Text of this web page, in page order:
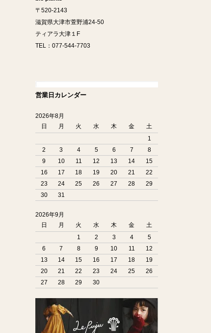
〒520-2143
滋賀県大津市萱野浦24-50
ティアラ大津１F
TEL：077-544-7703
営業日カレンダー
2026年8月
日
月 火 水 木 金
土
1
2
3 4 5 6 7
8
9
10 11 12 13 14
15
16
17 18 19 20 21
22
23
24 25 26 27 28
29
30
31
2026年9月
日
月 火 水 木 金
土
1
2 3 4
5
6
7 8 9 10 11
12
13
14 15 16 17 18
19
20
21 22 23 24 25
26
27
28 29 30